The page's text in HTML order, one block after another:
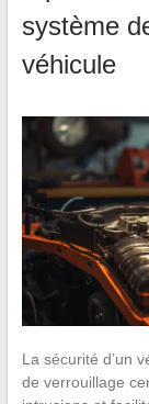
système
véhicule
La sécurité d’un
de verrouillage